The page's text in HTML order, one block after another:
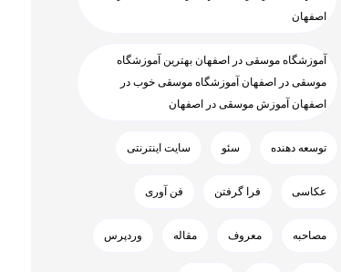
اصفهان
آموزشگاه موسقی در اصفهان بهترین آموزشگاه
موسقی در اصفهان آموزشگاه موسقی خوب در
اصفهان آموزش موسقی در اصفهان
توسعه دهنده سئو سایت اینترنتی
عکاسی فرا گرفتن فن آوری
مصاحبه معروف مقاله وردپرس